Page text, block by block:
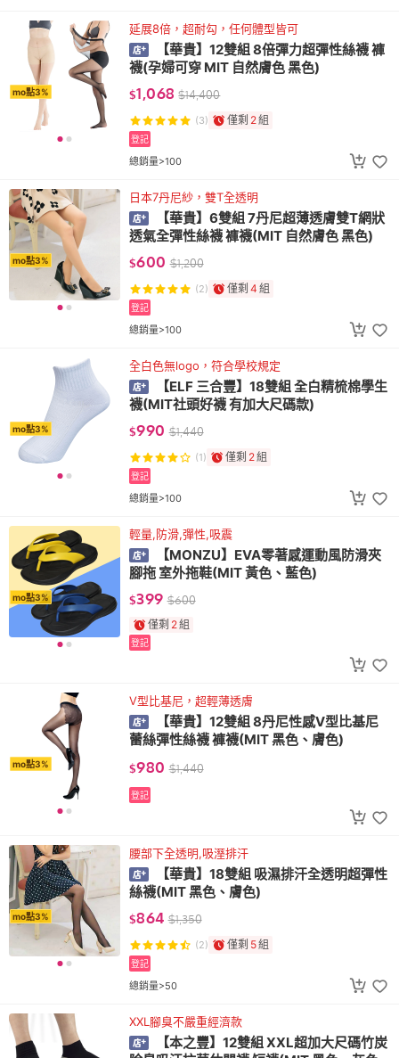
mo點3%
延展8倍，超耐勾，任何體型皆可
【華貴】12雙組 8倍彈力超彈性絲襪 褲
襪(孕婦可穿 MIT 自然膚色 黑色)
$1,068 $14,400
(3) 僅剩 2組
總銷量>100
登記
mo點3%
日本7丹尼紗，雙T全透明
【華貴】6雙組 7丹尼超薄透膚雙T網狀
透氣全彈性絲襪 褲襪(MIT 自然膚色 黑色)
$600 $1,200
(2) 僅剩 4 組
總銷量>100
登記
mo點3%
全白色無logo，符合學校規定
【ELF 三合豐】18雙組 全白精梳棉學生
襪(MIT社頭好襪 有加大尺碼款)
$990 $1,440
(1) 僅剩 2組
總銷量>100
登記
mo點3%
輕量,防滑,彈性,吸震
【MONZU】EVA零著感運動風防滑夾
腳拖 室外拖鞋(MIT 黃色、藍色)
$399 $600
僅剩 2組
登記
mo點3%
V型比基尼，超輕薄透膚
【華貴】12雙組 8丹尼性感V型比基尼
蕾絲彈性絲襪 褲襪(MIT 黑色、膚色)
$980 $1,440
登記
mo點3%
腰部下全透明,吸溼排汗
【華貴】18雙組 吸濕排汗全透明超彈性
絲襪(MIT 黑色、膚色)
$864 $1,350
(2) 僅剩 5組
總銷量>50
登記
XXL腳臭不嚴重經濟款
【本之豐】12雙組 XXL超加大尺碼竹炭